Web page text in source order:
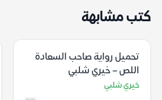
كتب مشابهة
تحميل رواية صاحب السعادة
اللص – خيري شلبي
خيري شلبي